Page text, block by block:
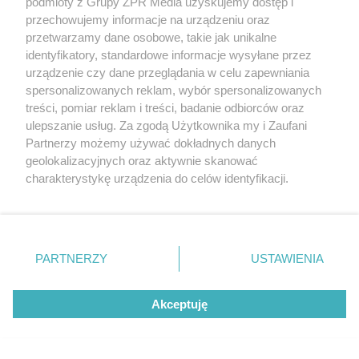
przechowujemy informacje na urządzeniu oraz
przetwarzamy dane osobowe, takie jak unikalne
identyfikatory, standardowe informacje wysyłane przez
urządzenie czy dane przeglądania w celu zapewniania
spersonalizowanych reklam, wybór spersonalizowanych
treści, pomiar reklam i treści, badanie odbiorców oraz
ulepszanie usług. Za zgodą Użytkownika my i Zaufani
Partnerzy możemy używać dokładnych danych
geolokalizacyjnych oraz aktywnie skanować
charakterystykę urządzenia do celów identyfikacji.
zmienić/wycofać klikając przycisk ustawień prywatności
znajdujący się w lewym dolnym rogu strony
rodzaje przetwarzania danych nie wymagają zgody
użytkownika, ale masz prawo sprzeciwić się takiemu
przetwarzaniu. Preferencje będą miały zastosowanie tylko
PARTNERZY USTAWIENIA
Akceptuję